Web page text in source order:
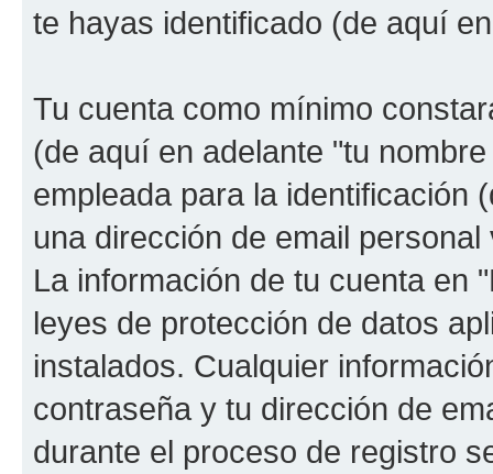
te hayas identificado (de aquí
Tu cuenta como mínimo
(de aquí en adelante "tu
empleada para la identificación
una dirección de email
La información de tu cuenta en
leyes de protección de datos
instalados. Cualquier
contraseña y tu dirección de
durante el proceso de registro